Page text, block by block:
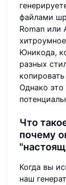
файлами
Roman или
Юникода,
разных
Однако это
Что
почему
Когда вы
наш